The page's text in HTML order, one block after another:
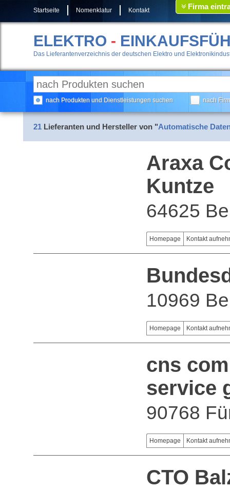
Startseite Nomenklatur Kontakt Firma
ELEKTRO -
Das Lieferantenverzeichnis der deutschen Elektro und
nach Produkten und Dienstleistungen suchen nach
21 Lieferanten und Hersteller von "Automatische
Araxa
Kuntze
64625
Homepage Kontakt
10969
Homepage Kontakt
cns
service
90768
Homepage Kontakt
CTO